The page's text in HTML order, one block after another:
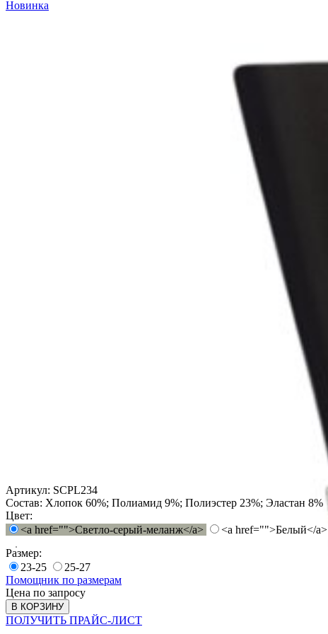
Новинка
Артикул: SCPL234
Состав: Хлопок 60%; Полиамид 9%; Полиэстер 23%; Эластан 8%
Цвет:
<a href="">Светло-серый-меланж</a>
<a href="">Белый</a>
Размер:
23-25
25-27
Помощник по размерам
Цена по запросу
В КОРЗИНУ
ПОЛУЧИТЬ ПРАЙС-ЛИСТ